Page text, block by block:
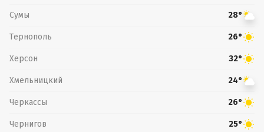
Сумы 28°
Тернополь 26°
Херсон 32°
Хмельницкий 24°
Черкассы 26°
Чернигов 25°